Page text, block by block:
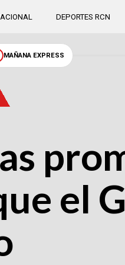
DEPORTES RCN
MAÑANA EXPRESS
el